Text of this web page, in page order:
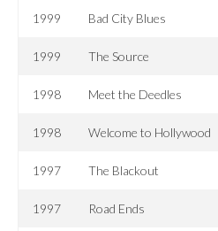
1999 Bad City Blues
1999 The Source
1998 Meet the Deedles
1998 Welcome to Hollywood
1997 The Blackout
1997 Road Ends